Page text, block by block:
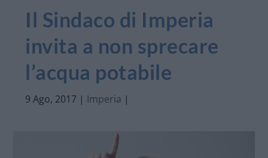
Il Sindaco di Imperia
invita a non sprecare
l’acqua potabile
9 Ago, 2017 | Imperia |